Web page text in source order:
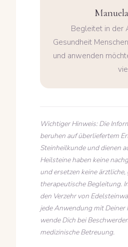
Begleitet in der
Gesundheit
und anwenden
Wichtiger Hinweis: Die
beruhen auf überliefertem
Steinheilkunde und dienen
Heilsteine haben keine
und ersetzen keine
therapeutische Begleitung.
den Verzehr von
jede Anwendung mit
wende Dich bei
medizinische Betreuung.